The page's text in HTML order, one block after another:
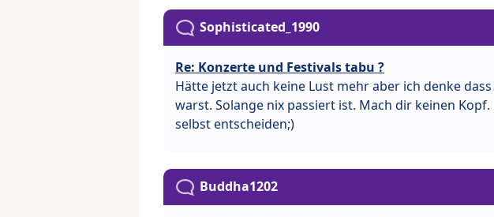
Sophisticated_1990
Re: Konzerte und Festivals tabu ?
Hätte jetzt auch keine Lust mehr aber ich denke
warst. Solange nix passiert ist. Mach dir keinen
selbst entscheiden;)
Buddha1202